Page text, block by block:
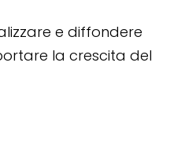
e diffondere
la crescita del